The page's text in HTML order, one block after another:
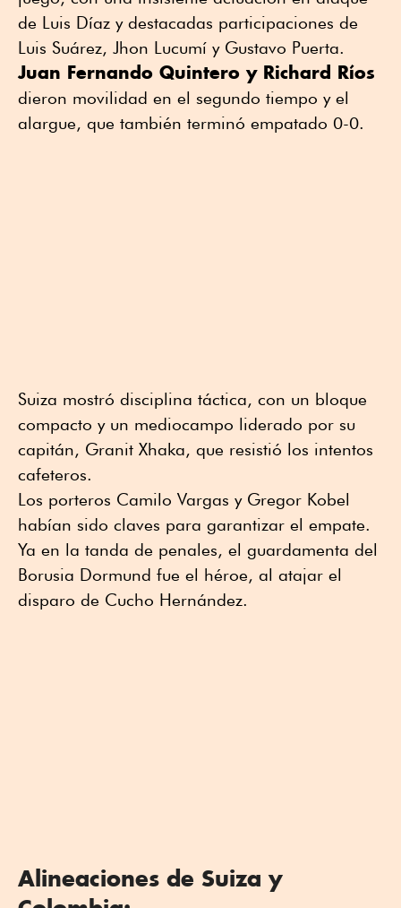
de Luis Díaz y destacadas participaciones de
Luis Suárez, Jhon Lucumí y Gustavo Puerta.
Juan Fernando Quintero y Richard Ríos
dieron movilidad en el segundo tiempo y el
alargue, que también terminó empatado 0-0.
Suiza mostró disciplina táctica, con un bloque
compacto y un mediocampo liderado por su
capitán, Granit Xhaka, que resistió los intentos
cafeteros.
Los porteros Camilo Vargas y Gregor Kobel
habían sido claves para garantizar el empate.
Ya en la tanda de penales, el guardamenta del
Borusia Dormund fue el héroe, al atajar el
disparo de Cucho Hernández.
Alineaciones de Suiza y